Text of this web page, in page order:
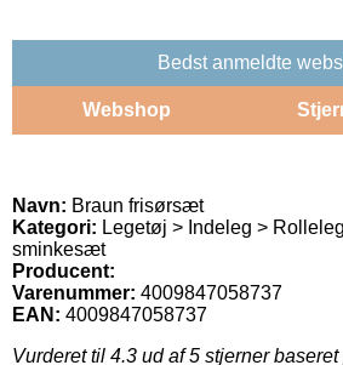
Bedst anmeldte
Webshop
Navn: Braun frisørsæt
Kategori: Legetøj > Indeleg >
sminkesæt
Producent:
Varenummer: 4009847058737
EAN: 4009847058737
Vurderet til 4.3 ud af 5 stjerner baseret